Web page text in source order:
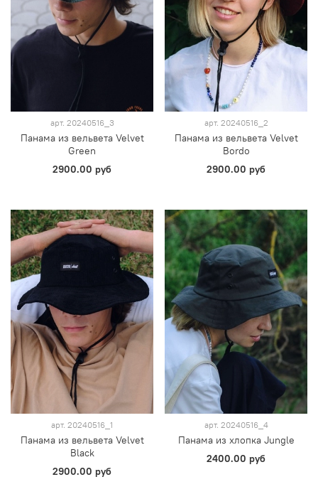
арт. 20240516_3
Панама из вельвета Velvet
Green
2900.00 руб
арт. 20240516_2
Панама из вельвета Velvet
Bordo
2900.00 руб
арт. 20240516_1
Панама из вельвета Velvet
Black
2900.00 руб
арт. 20240516_4
Панама из хлопка Jungle
2400.00 руб